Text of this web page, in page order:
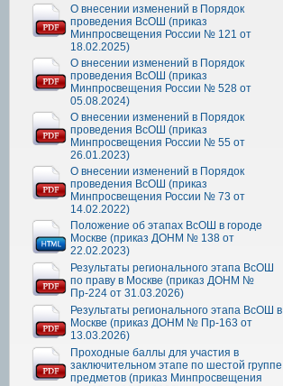
О внесении изменений в Порядок
проведения ВсОШ (приказ
Минпросвещения России № 121 от
18.02.2025)
О внесении изменений в Порядок
проведения ВсОШ (приказ
Минпросвещения России № 528 от
05.08.2024)
О внесении изменений в Порядок
проведения ВсОШ (приказ
Минпросвещения России № 55 от
26.01.2023)
О внесении изменений в Порядок
проведения ВсОШ (приказ
Минпросвещения России № 73 от
14.02.2022)
Положение об этапах ВсОШ в городе
Москве (приказ ДОНМ № 138 от
22.02.2023)
Результаты регионального этапа ВсОШ
по праву в Москве (приказ ДОНМ №
Пр-224 от 31.03.2026)
Результаты регионального этапа ВсОШ в
Москве (приказ ДОНМ № Пр-163 от
13.03.2026)
Проходные баллы для участия в
заключительном этапе по шестой группе
предметов (приказ Минпросвещения